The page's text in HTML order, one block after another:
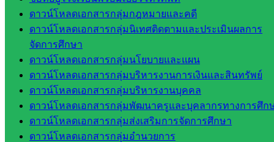
ดาวน์โหลดเอกสารกลุ่มกฎหมายและคดี
ดาวน์โหลดเอกสารกลุ่มนิเทศติดตามและประเมินผลการ
จัดการศึกษา
ดาวน์โหลดเอกสารกลุ่มนโยบายและแผน
ดาวน์โหลดเอกสารกลุ่มบริหารงานการเงินและสินทรัพย์
ดาวน์โหลดเอกสารกลุ่มบริหารงานบุคคล
ดาวน์โหลดเอกสารกลุ่มพัฒนาครูและบุคลากรทางการศึก
ดาวน์โหลดเอกสารกลุ่มส่งเสริมการจัดการศึกษา
ดาวน์โหลดเอกสารกลุ่มอำนวยการ
นิเทศ
ศน.ชยา
ธิศ/
ศน.อัญชลี
ห้อง
นิเทศ
ดร.สราว
ดี เพ็งศรี
โคตร